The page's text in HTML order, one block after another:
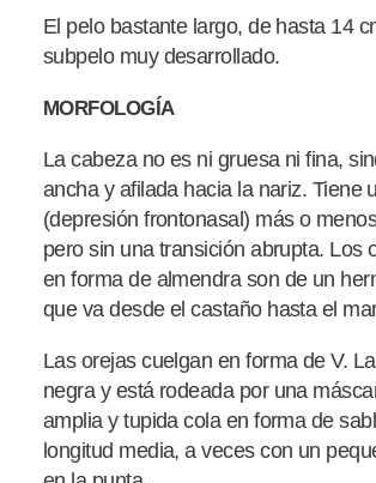
El pelo bastante largo, de hasta 14
subpelo muy desarrollado.
MORFOLOGÍA
La cabeza no es ni gruesa ni fina,
ancha y afilada hacia la nariz. Tiene
(depresión frontonasal) más o
pero sin una transición abrupta. Los
en forma de almendra son de un
que va desde el castaño hasta el
Las orejas cuelgan en forma de V.
negra y está rodeada por una
amplia y tupida cola en forma de
longitud media, a veces con un